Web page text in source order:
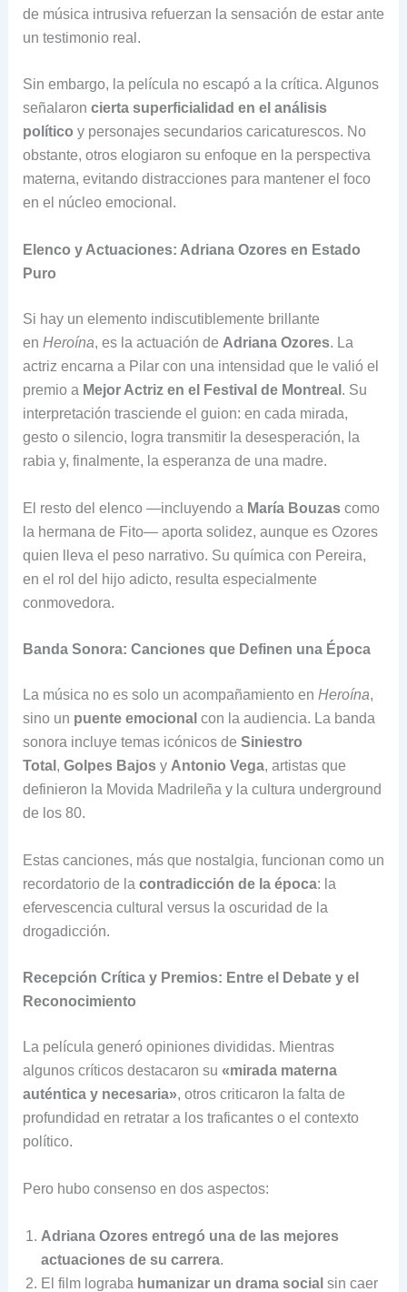
de música intrusiva refuerzan la sensación de estar ante
un testimonio real.
Sin embargo, la película no escapó a la crítica. Algunos
señalaron cierta superficialidad en el análisis
político y personajes secundarios caricaturescos. No
obstante, otros elogiaron su enfoque en la perspectiva
materna, evitando distracciones para mantener el foco
en el núcleo emocional.
Elenco y Actuaciones: Adriana Ozores en Estado
Puro
Si hay un elemento indiscutiblemente brillante
en Heroína, es la actuación de Adriana Ozores. La
actriz encarna a Pilar con una intensidad que le valió el
premio a Mejor Actriz en el Festival de Montreal . Su
interpretación trasciende el guion: en cada mirada,
gesto o silencio, logra transmitir la desesperación, la
rabia y, finalmente, la esperanza de una madre.
El resto del elenco —incluyendo a María Bouzascomo
la hermana de Fito— aporta solidez, aunque es Ozores
quien lleva el peso narrativo. Su química con Pereira,
en el rol del hijo adicto, resulta especialmente
conmovedora.
Banda Sonora: Canciones que Definen una Época
La música no es solo un acompañamiento en Heroína,
sino un puente emocional con la audiencia. La banda
sonora incluye temas icónicos de Siniestro
Total , Golpes Bajosy Antonio Vega, artistas que
definieron la Movida Madrileña y la cultura underground
de los 80.
Estas canciones, más que nostalgia, funcionan como un
recordatorio de la contradicción de la época: la
efervescencia cultural versus la oscuridad de la
drogadicción.
Recepción Crítica y Premios: Entre el Debate y el
Reconocimiento
La película generó opiniones divididas. Mientras
algunos críticos destacaron su «mirada materna
auténtica y necesaria», otros criticaron la falta de
profundidad en retratar a los traficantes o el contexto
político.
Pero hubo consenso en dos aspectos:
Adriana Ozores entregó una de las mejores
actuaciones de su carrera.
El film lograba humanizar un drama social sin caer